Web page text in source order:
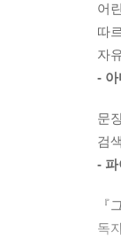
메
바
하
2
도
더
그
어
따
자
-
문
검
-
『
독